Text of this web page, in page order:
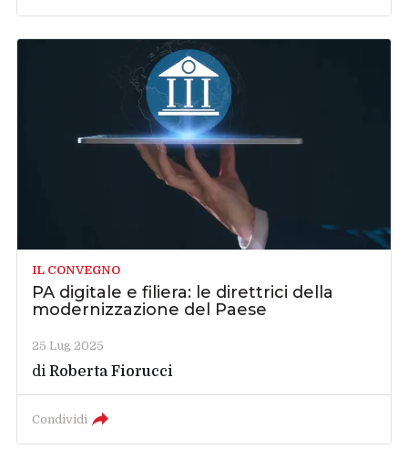
IL CONVEGNO
PA digitale e filiera: le direttrici della
modernizzazione del Paese
25 Lug 2025
diRoberta Fiorucci
Condividi